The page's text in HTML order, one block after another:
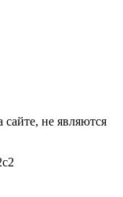
не являются